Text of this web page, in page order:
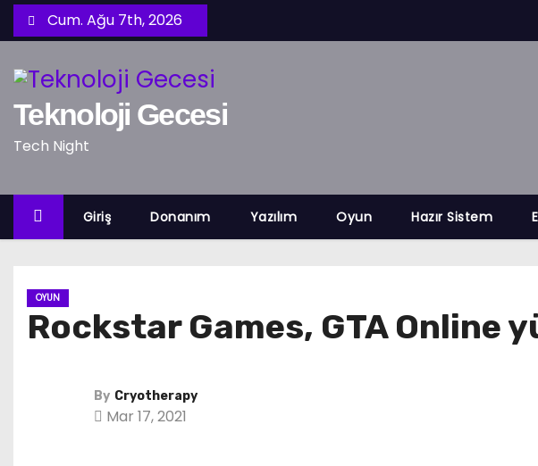
k
t
Cum. Ağu 7th, 2026
Teknoloji Gecesi
Tech Night
Giriş Donanım Yazılım Oyun Hazır Sistem
OYUN
Rockstar Games, GTA Online
By Cryotherapy
Mar 17, 2021